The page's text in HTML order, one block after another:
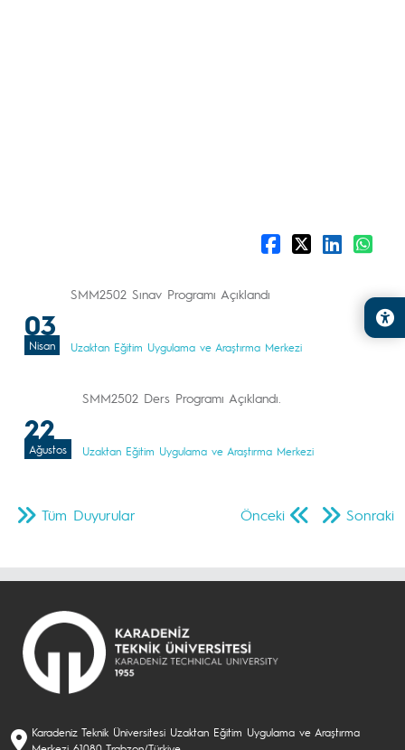
03
Nisan
SMM2502 Sınav Programı Açıklandı
Uzaktan Eğitim Uygulama ve Araştırma Merkezi
22
Ağustos
SMM2502 Ders Programı Açıklandı.
Uzaktan Eğitim Uygulama ve Araştırma Merkezi
Önceki Sonraki
Tüm Duyurular
Karadeniz Teknik Üniversitesi Uzaktan Eğitim Uygulama ve Araştırma